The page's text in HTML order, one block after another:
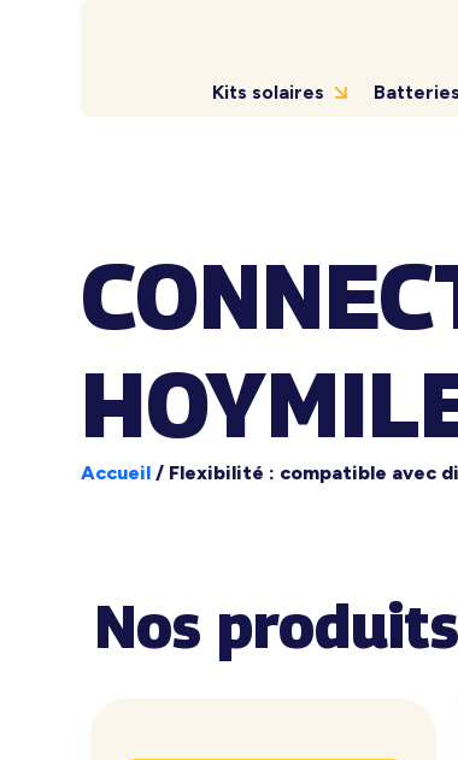
Kits solaires
Accueil / Flexibilité : compatible avec
Nos produits